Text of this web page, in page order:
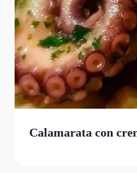
Calamarata con